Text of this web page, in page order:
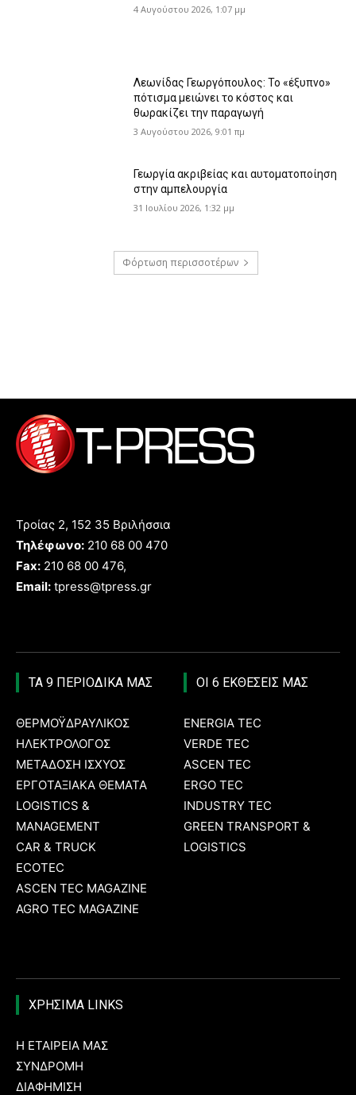
4 Αυγούστου 2026, 1:07 μμ
Λεωνίδας Γεωργόπουλος: Το «έξυπνο»
πότισμα μειώνει το κόστος και
θωρακίζει την παραγωγή
3 Αυγούστου 2026, 9:01 πμ
Γεωργία ακριβείας και αυτοματοποίηση
στην αμπελουργία
31 Ιουλίου 2026, 1:32 μμ
Φόρτωση περισσοτέρων
Τροίας 2, 152 35 Βριλήσσια
Τηλέφωνο: 210 68 00 470
Fax: 210 68 00 476,
Email: tpress@tpress.gr
ΤΑ 9 ΠΕΡΙΟΔΙΚΑ ΜΑΣ
ΘΕΡΜΟΫΔΡΑΥΛΙΚΟΣ
ΗΛΕΚΤΡΟΛΟΓΟΣ
ΜΕΤΑΔΟΣΗ ΙΣΧΥΟΣ
ΕΡΓΟΤΑΞΙΑΚΑ ΘΕΜΑΤΑ
LOGISTICS &
MANAGEMENT
CAR & TRUCK
ECOTEC
ASCEN TEC MAGAZINE
AGRO TEC MAGAZINE
ΟΙ 6 ΕΚΘΕΣΕΙΣ ΜΑΣ
ENERGIA TEC
VERDE TEC
ASCEN TEC
ERGO TEC
INDUSTRY TEC
GREEN TRANSPORT &
LOGISTICS
ΧΡΗΣΙΜΑ LINKS
Η ΕΤΑΙΡΕΙΑ ΜΑΣ
ΣΥΝΔΡΟΜΗ
ΔΙΑΦΗΜΙΣΗ